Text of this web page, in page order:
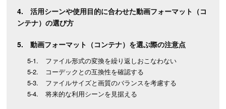
活用シーンや使用目的に合わせた動画フォーマット（コ
ンテナ）の選び方
動画フォーマット（コンテナ）を選ぶ際の注意点
ファイル形式の変換を繰り返しおこなわない
コーデックとの互換性を確認する
ファイルサイズと画質のバランスを考慮する
将来的な利用シーンを見据える